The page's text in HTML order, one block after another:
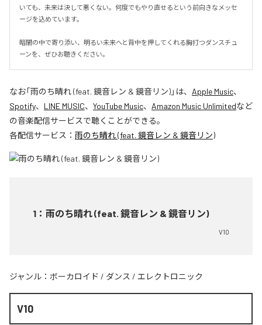
いても、未来は決して悪くない。何度でもやり直せるという前向きなメッセ
ージを込めています。
暗闇の中で寄り添い、明るい未来へと背中を押してくれる胸打つダンスチュ
ーンを、ぜひお聴きください。
なお「雨のち晴れ (feat. 鏡音レン & 鏡音リン)」は、 Apple Music、
Spotify、 LINE MUSIC、 YouTube Music、 Amazon Music Unlimitedなど
の音楽配信サービスで聴くことができる。
各配信サービス： 雨のち晴れ (feat. 鏡音レン & 鏡音リン)
1 ： 雨のち晴れ (feat. 鏡音レン & 鏡音リン)
V10
ジャンル： ボーカロイド / ダンス / エレクトロニック
V10